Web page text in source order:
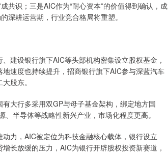
共识；三是AIC作为“耐心资本”的价值得到确认，成
耕运营期，行业竞合格局将重塑。
设银行旗下AIC等头部机构密集设立股权基金，
速度也持续提升，招商银行旗下AIC参与深蓝汽车
股东。
大行多采用双GP与母子基金架构，绑定地方国
半导体等战略性新兴产业，市场化程度更高。
力，AIC被定位为科技金融核心载体，银行设立
长放缓的压力，AIC为银行开辟股权投资新赛道，